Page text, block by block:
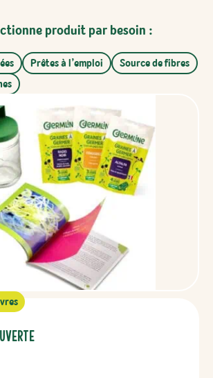
produit par besoin :
Prêtes à l’emploi
Source de fibres